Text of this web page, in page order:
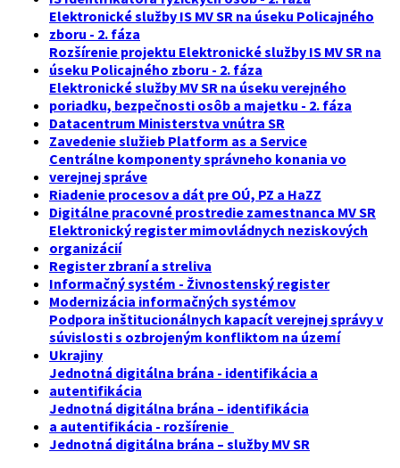
Elektronické služby IS MV SR na úseku Policajného
zboru - 2. fáza
Rozšírenie projektu Elektronické služby IS MV SR na
úseku Policajného zboru - 2. fáza
Elektronické služby MV SR na úseku verejného
poriadku, bezpečnosti osôb a majetku - 2. fáza
Datacentrum Ministerstva vnútra SR
Zavedenie služieb Platform as a Service
Centrálne komponenty správneho konania vo
verejnej správe
Riadenie procesov a dát pre OÚ, PZ a HaZZ
Digitálne pracovné prostredie zamestnanca MV SR
Elektronický register mimovládnych neziskových
organizácií
Register zbraní a streliva
Informačný systém - Živnostenský register
Modernizácia informačných systémov
Podpora inštitucionálnych kapacít verejnej správy v
súvislosti s ozbrojeným konfliktom na území
Ukrajiny
Jednotná digitálna brána - identifikácia a
autentifikácia
Jednotná digitálna brána – identifikácia
a autentifikácia - rozšírenie
Jednotná digitálna brána – služby MV SR